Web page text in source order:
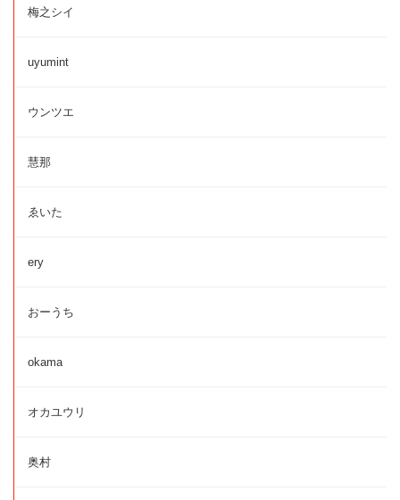
梅之シイ
uyumint
ウンツエ
慧那
ゑいた
ery
おーうち
okama
オカユウリ
奥村